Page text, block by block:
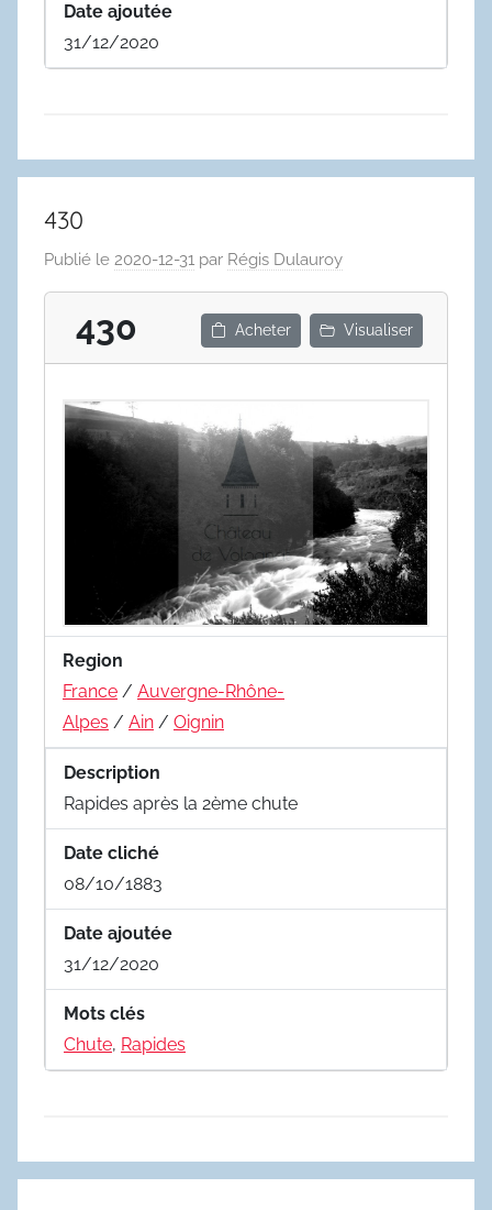
Date ajoutée
31/12/2020
430
Publié le 2020-12-31 par Régis Dulauroy
430 Acheter Visualiser
Region
France / Auvergne-Rhône-
Alpes / Ain / Oignin
Description
Rapides après la 2ème chute
Date cliché
08/10/1883
Date ajoutée
31/12/2020
Mots clés
Chute, Rapides